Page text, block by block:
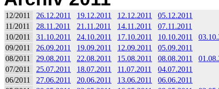
12/2011 26.12.2011 19.12.2011 12.12.2011
05.12.2011
11/2011
28.11.2011 21.11.2011 14.11.2011
07.11.2011
10/2011
31.10.2011 24.10.2011 17.10.2011 10.10.2011
09/2011
26.09.2011 19.09.2011 12.09.2011
05.09.2011
08/2011
29.08.2011 22.08.2011 15.08.2011 08.08.2011
07/2011
25.07.2011 18.07.2011 11.07.2011
04.07.2011
06/2011
27.06.2011 20.06.2011 13.06.2011
06.06.2011